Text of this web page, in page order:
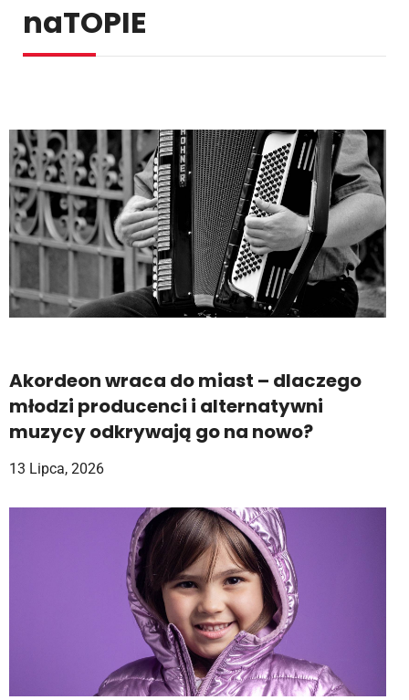
naTOPIE
Akordeon wraca do miast – dlaczego
młodzi producenci i alternatywni
muzycy odkrywają go na nowo?
13 Lipca, 2026